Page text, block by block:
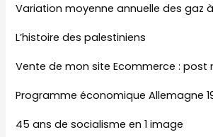
Variation moyenne annuelle des gaz
L’histoire des palestiniens
Vente de mon site Ecommerce : post
Programme économique Allemagne
45 ans de socialisme en 1 image